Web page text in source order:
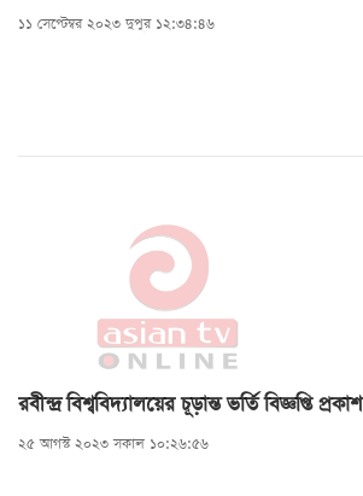
১১ সেপ্টেম্বর ২০২৩ দুপুর ১২:৩৪:৪৬
রবীন্দ্র বিশ্ববিদ্যালয়ের চূড়ান্ত ভর্তি বিজ্ঞপ্তি প্রকাশ
২৫ আগস্ট ২০২৩ সকাল ১০:২৬:৫৬